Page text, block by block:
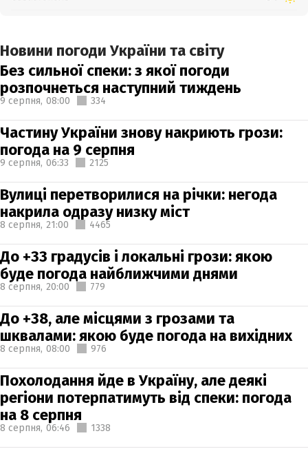
Новини погоди України та світу
Без сильної спеки: з якої погоди
розпочнеться наступний тиждень
9 серпня, 08:00 334
Частину України знову накриють грози:
погода на 9 серпня
9 серпня, 06:33 2125
Вулиці перетворилися на річки: негода
накрила одразу низку міст
8 серпня, 21:00 4465
До +33 градусів і локальні грози: якою
буде погода найближчими днями
8 серпня, 20:00 779
До +38, але місцями з грозами та
шквалами: якою буде погода на вихідних
8 серпня, 08:00 976
Похолодання йде в Україну, але деякі
регіони потерпатимуть від спеки: погода
на 8 серпня
8 серпня, 06:46 1338